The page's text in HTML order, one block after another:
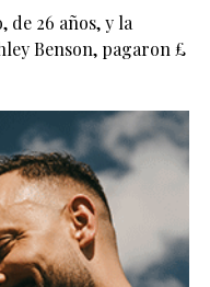
de 26 años, y la
Benson, pagaron £